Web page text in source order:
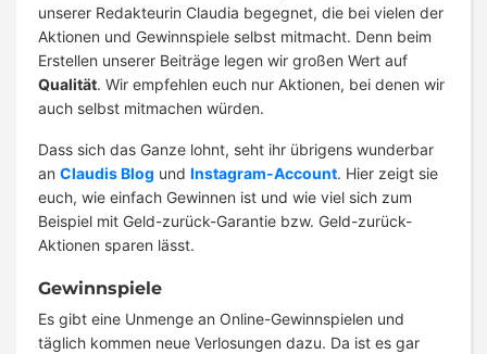
unserer Redakteurin Claudia begegnet, die bei vielen der
Aktionen und Gewinnspiele selbst mitmacht. Denn beim
Erstellen unserer Beiträge legen wir großen Wert auf
Qualität. Wir empfehlen euch nur Aktionen, bei denen wir
auch selbst mitmachen würden.
Dass sich das Ganze lohnt, seht ihr übrigens wunderbar
an Claudis Blog und Instagram-Account. Hier zeigt sie
euch, wie einfach Gewinnen ist und wie viel sich zum
Beispiel mit Geld-zurück-Garantie bzw. Geld-zurück-
Aktionen sparen lässt.
Gewinnspiele
Es gibt eine Unmenge an Online-Gewinnspielen und
täglich kommen neue Verlosungen dazu. Da ist es gar